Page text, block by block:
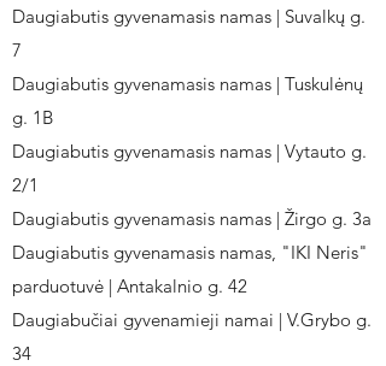
Daugiabutis gyvenamasis namas | Suvalkų g.
7
Daugiabutis gyvenamasis namas | Tuskulėnų
g. 1B
Daugiabutis gyvenamasis namas | Vytauto g.
2/1
Daugiabutis gyvenamasis namas | Žirgo g. 3a
Daugiabutis gyvenamasis namas, "IKI Neris"
parduotuvė | Antakalnio g. 42
Daugiabučiai gyvenamieji namai | V.Grybo g.
34